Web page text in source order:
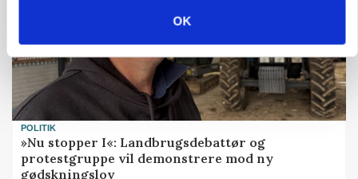
OK
POLITIK
»Nu stopper I«: Landbrugsdebattør og
protestgruppe vil demonstrere mod ny
gødskningslov